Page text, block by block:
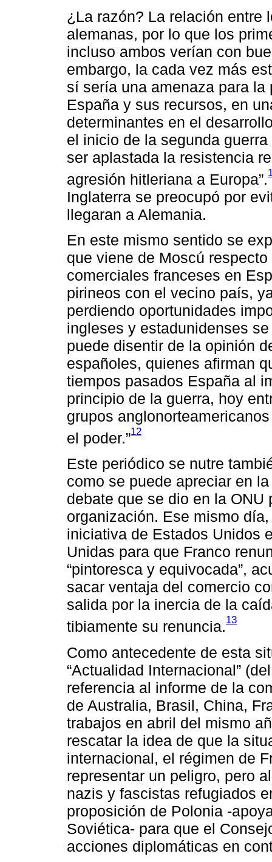
¿La razón? La relación entre
alemanas, por lo que los
incluso ambos verían con
embargo, la cada vez más
sí sería una amenaza para
España y sus recursos, en
determinantes en el
el inicio de la segunda
ser aplastada la resistencia
agresión hitleriana a Europa”.
Inglaterra se preocupó por
llegaran a Alemania.
En este mismo sentido se
que viene de Moscú
comerciales franceses en
pirineos con el vecino país,
perdiendo oportunidades
ingleses y estadunidenses
puede disentir de la opinión
españoles, quienes afirman
tiempos pasados España al
principio de la guerra, hoy
grupos
el poder.”12
Este periódico se nutre
como se puede apreciar en
debate que se dio en la
organización. Ese mismo
iniciativa de Estados Unidos
Unidas para que Franco
“pintoresca y equivocada”,
sacar ventaja del comercio
salida por la inercia de la
tibiamente su renuncia.13
Como antecedente de esta
“Actualidad Internacional”
referencia al informe de la
de Australia, Brasil, China,
trabajos en abril del mismo
rescatar la idea de que la
internacional, el régimen de
representar un peligro, pero
nazis y fascistas refugiados
proposición de Polonia -
Soviética- para que el
acciones diplomáticas en